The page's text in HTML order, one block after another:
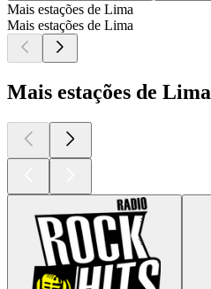
Mais estações de Lima
Mais estações de Lima
Mais estações de Lima